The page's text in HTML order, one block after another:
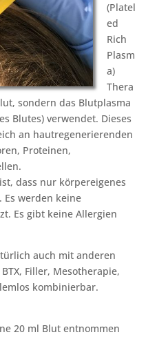
(Platel
ed
Rich
Plasm
a)
Thera
sondern das Blutplasma
Blutes) verwendet. Dieses
an hautregenerierenden
Proteinen,
dass nur körpereigenes
Es werden keine
Es gibt keine Allergien
auch mit anderen
Filler, Mesotherapie,
kombinierbar.
20 ml Blut entnommen